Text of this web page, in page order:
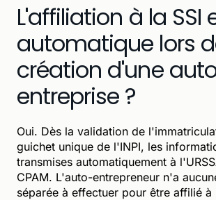
L'affiliation à la SSI
automatique lors
création d'une
entreprise ?
Oui. Dès la validation de
guichet unique de l'INPI, les
transmises automatiquement à
CPAM. L'auto-entrepreneur n'a
séparée à effectuer pour être affilié à